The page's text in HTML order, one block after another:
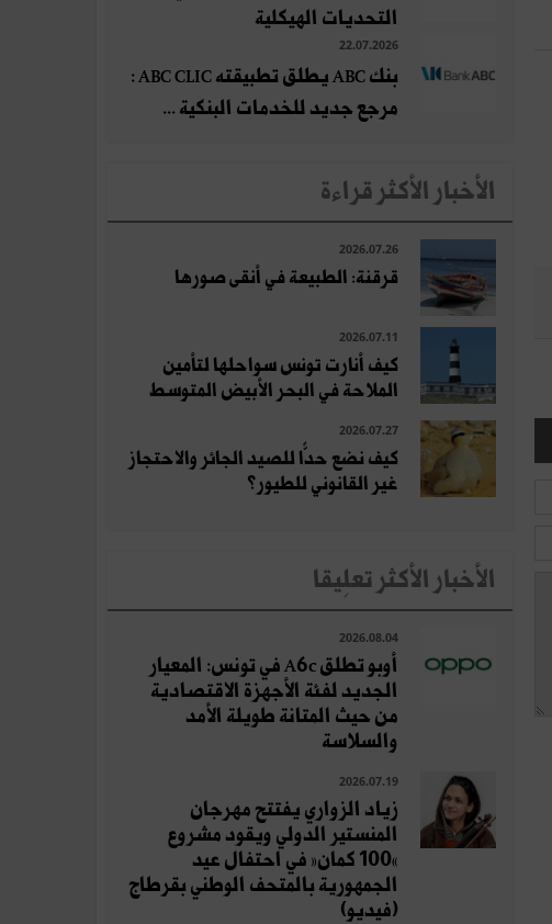
التحديات الهيكلية
22.07.2026
بنك ABC يطلق تطبيقته ABC CLIC :
مرجع جديد للخدمات البنكية ...
الأخبار الأكثر قراءة
2026.07.26
قرقنة: الطبيعة في أنقى صورها
2026.07.11
كيف أنارت تونس سواحلها لتأمين
الملاحة في البحر الأبيض المتوسط
2026.07.27
كيف نضع حدًّا للصيد الجائر والاحتجاز
غير القانوني للطيور؟
الأخبار الأكثر تعلِيقا
2026.08.04
أوبو تطلق A6c في تونس: المعيار
الجديد لفئة الأجهزة الاقتصادية
من حيث المتانة طويلة الأمد
والسلاسة
2026.07.19
زياد الزواري يفتتح مهرجان
المنستير الدولي ويقود مشروع
«100 كمان» في احتفال عيد
الجمهورية بالمتحف الوطني بقرطاج
(فيديو)